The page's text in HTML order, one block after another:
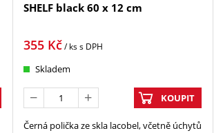
SHELF black 60 x 12 cm
355Kč/ kss DPH
Skladem
KOUPIT
Černá polička ze skla lacobel, včetně úchytů